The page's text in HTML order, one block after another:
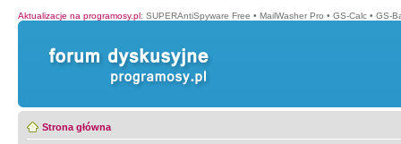
Aktualizacje na programosy.pl: SUPERAntiSpyware Free • MailWasher Pro • GS-Calc • GS-
Strona główna